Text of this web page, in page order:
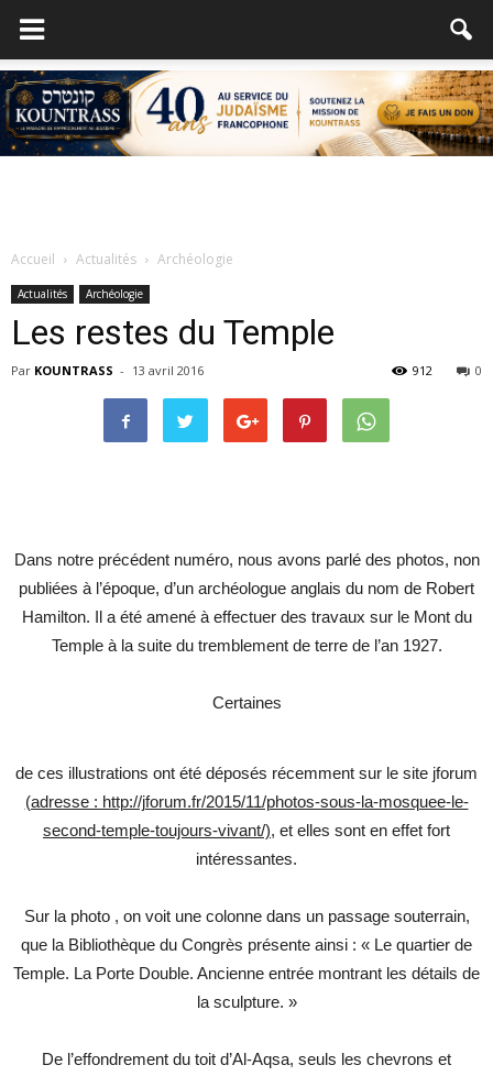
Accueil Actualités Archéologie
Actualités Archéologie
Les restes du Temple
Par KOUNTRASS - 13 avril 2016 0
912
Dans notre précédent numéro, nous avons parlé des photos, non
publiées à l’époque, d’un archéologue anglais du nom de Robert
Hamilton. Il a été amené à effectuer des travaux sur le Mont du
Temple à la suite du tremblement de terre de l’an 1927.
Certaines
de ces illustrations ont été déposés récemment sur le site jforum
(adresse : http://jforum.fr/2015/11/photos-sous-la-mosquee-le-
second-temple-toujours-vivant/), et elles sont en effet fort
intéressantes.
Sur la photo , on voit une colonne dans un passage souterrain,
que la Bibliothèque du Congrès présente ainsi : « Le quartier de
Temple. La Porte Double. Ancienne entrée montrant les détails de
la sculpture. »
De l’effondrement du toit d’Al-Aqsa, seuls les chevrons et